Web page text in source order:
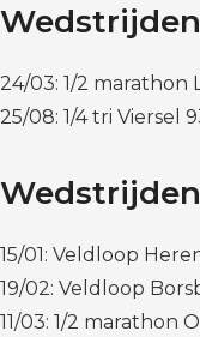
Wedstrijden
24/03: 1/2 marathon
25/08: 1/4 tri Viersel
Wedstrijden
15/01: Veldloop
19/02: Veldloop
11/03: 1/2 marathon